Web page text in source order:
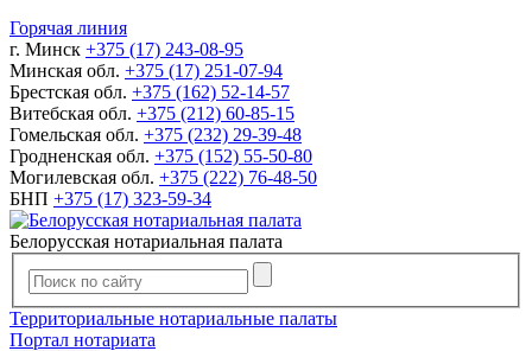
Горячая линия
г. Минск +375 (17) 243-08-95
Минская обл. +375 (17) 251-07-94
Брестская обл. +375 (162) 52-14-57
Витебская обл. +375 (212) 60-85-15
Гомельская обл. +375 (232) 29-39-48
Гродненская обл. +375 (152) 55-50-80
Могилевская обл. +375 (222) 76-48-50
БНП +375 (17) 323-59-34
Белорусская нотариальная палата
Территориальные нотариальные палаты
Портал нотариата